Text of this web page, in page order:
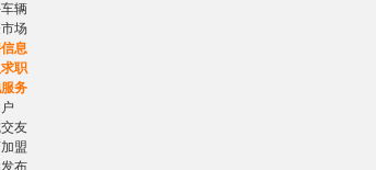
辆
场
息
职
务
友
盟
布